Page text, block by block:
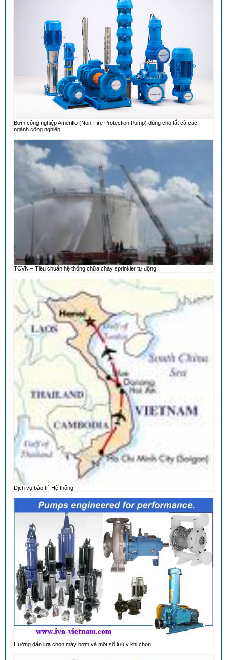
Bơm công nghiệp Ameriflo (Non-Fire Protection Pump) dùng cho tất cả các
ngành công nghiệp
TCVN – Tiêu chuẩn hệ thống chữa cháy sprinkler tự động
Dịch vụ bảo trì Hệ thống
Hướng dẫn lựa chọn máy bơm và một số lưu ý khi chọn